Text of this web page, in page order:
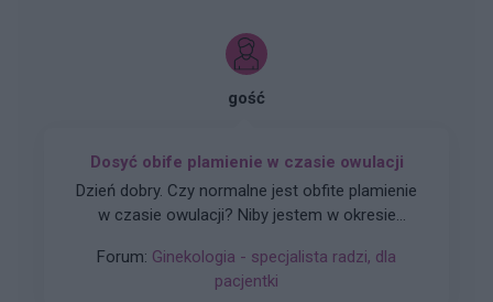
gość
Dosyć obife plamienie w czasie owulacji
Dzień dobry. Czy normalne jest obfite plamienie
w czasie owulacji? Niby jestem w okresie
skrzep krwi i plamie cały czas świeżą krwią.
Czuję w macicy lekkie pieczenie i zastanawiam
Forum: Ginekologia - specjalista radzi, dla
pacjentki